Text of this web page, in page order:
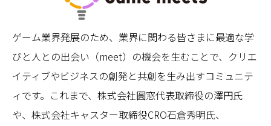
ゲーム業界発展のため、業界に関わる皆さまに最適な学
びと人との出会い（meet）の機会を生むことで、クリエ
イティブやビジネスの創発と共創を生み出すコミュニテ
ィです。これまで、株式会社圓窓代表取締役の澤円氏
や、株式会社キャスター取締役CRO石倉秀明氏、